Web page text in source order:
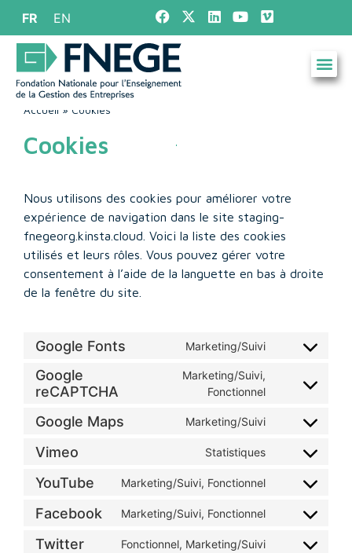
FR EN
Accueil » Cookies
Cookies
Nous utilisons des cookies pour améliorer votre
expérience de navigation dans le site staging-
fnegeorg.kinsta.cloud. Voici la liste des cookies
utilisés et leurs rôles. Vous pouvez gérer votre
consentement à l’aide de la languette en bas à droite
de la fenêtre du site.
Google Fonts Marketing/Suivi
Google
reCAPTCHA
Marketing/Suivi,
Fonctionnel
Google Maps Marketing/Suivi
Vimeo Statistiques
YouTube Marketing/Suivi, Fonctionnel
Facebook Marketing/Suivi, Fonctionnel
Twitter Fonctionnel, Marketing/Suivi